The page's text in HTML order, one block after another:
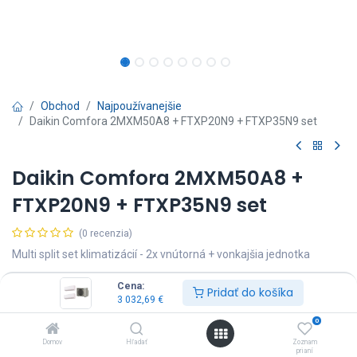
Cena:
3 032,69 € Pridať do košíka
Domov Hľadať
0
Zoznam
prianí
Obchod
Najpoužívanejšie
Daikin Comfora 2MXM50A8 + FTXP20N9 + FTXP35N9 set
Daikin Comfora 2MXM50A8 +
FTXP20N9 + FTXP35N9 set
(0 recenzia)
Multi split set klimatizácií - 2x vnútorná + vonkajšia jednotka
3 032,69€ Vrátane DPH